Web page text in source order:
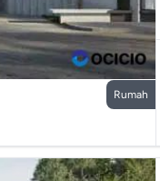
Rumah